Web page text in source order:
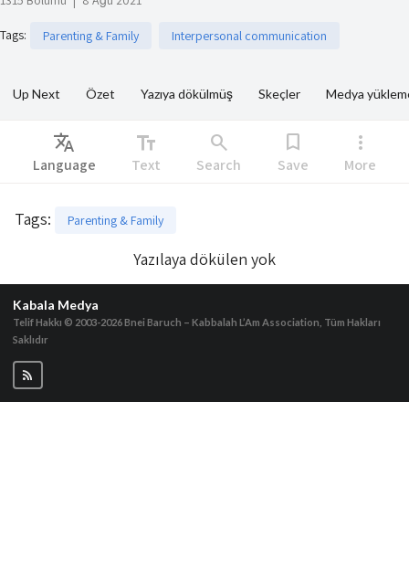
Tags: Parenting & Family Interpersonal communication
Up Next Özet Yazıya dökülmüş Skeçler Medya
Translate
Language
text_fields
Text
search
Search
bookmark
Save
more_vert
More
Tags: Parenting & Family
Yazılaya dökülen yok
Kabala Medya
Telif Hakkı © 2003-2026Bnei Baruch – Kabbalah L’Am Association, Tüm Hakları
Saklıdır